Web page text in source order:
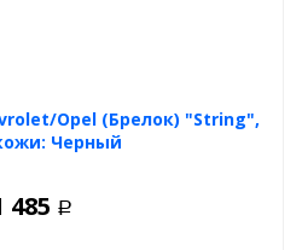
Opel (Брелок) "String",
Черный
485 Р